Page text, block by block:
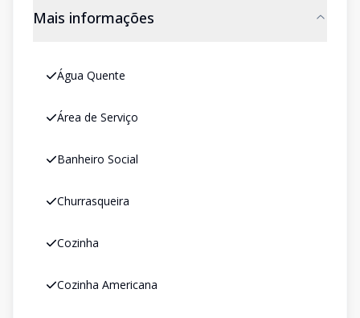
Mais informações
Água Quente
Área de Serviço
Banheiro Social
Churrasqueira
Cozinha
Cozinha Americana